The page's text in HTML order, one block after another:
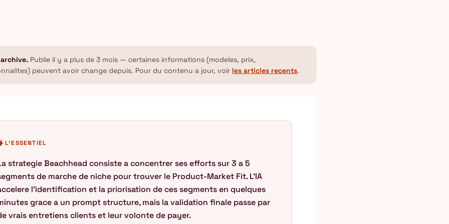
Publie il y a plus de 3 mois — certaines informations (modeles, prix,
peuvent avoir change depuis. Pour du contenu a jour, voir les articles recents.
L'ESSENTIEL
strategie Beachhead consiste a concentrer ses efforts sur 3 a 5
de marche de niche pour trouver le Product-Market Fit. L'IA
l'identification et la priorisation de ces segments en quelques
grace a un prompt structure, mais la validation finale passe par
vrais entretiens clients et leur volonte de payer.